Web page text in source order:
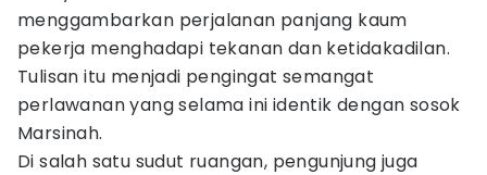
menggambarkan perjalanan panjang kaum
pekerja menghadapi tekanan dan ketidakadilan.
Tulisan itu menjadi pengingat semangat
perlawanan yang selama ini identik dengan sosok
Marsinah.
Di salah satu sudut ruangan, pengunjung juga